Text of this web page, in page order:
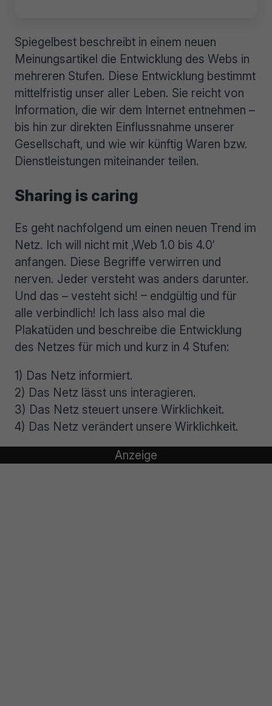
Spiegelbest beschreibt in einem neuen
Meinungsartikel die Entwicklung des Webs in
mehreren Stufen. Diese Entwicklung bestimmt
mittelfristig unser aller Leben. Sie reicht von
Information, die wir dem Internet entnehmen –
bis hin zur direkten Einflussnahme unserer
Gesellschaft, und wie wir künftig Waren bzw.
Dienstleistungen miteinander teilen.
Sharing is caring
Es geht nachfolgend um einen neuen Trend im
Netz. Ich will nicht mit ‚Web 1.0 bis 4.0‘
anfangen. Diese Begriffe verwirren und
nerven. Jeder versteht was anders darunter.
Und das – vesteht sich! – endgültig und für
alle verbindlich! Ich lass also mal die
Plakatüden und beschreibe die Entwicklung
des Netzes für mich und kurz in 4 Stufen:
1) Das Netz informiert.
2) Das Netz lässt uns interagieren.
3) Das Netz steuert unsere Wirklichkeit.
4) Das Netz verändert unsere Wirklichkeit.